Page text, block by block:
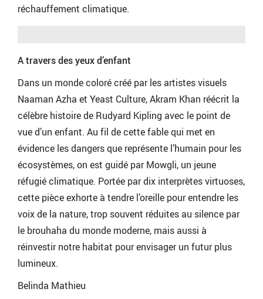
réchauffement climatique.
A travers des yeux d’enfant
Dans un monde coloré créé par les artistes visuels
Naaman Azha et Yeast Culture, Akram Khan réécrit la
célèbre histoire de Rudyard Kipling avec le point de
vue d’un enfant. Au fil de cette fable qui met en
évidence les dangers que représente l’humain pour les
écosystèmes, on est guidé par Mowgli, un jeune
réfugié climatique. Portée par dix interprètes virtuoses,
cette pièce exhorte à tendre l’oreille pour entendre les
voix de la nature, trop souvent réduites au silence par
le brouhaha du monde moderne, mais aussi à
réinvestir notre habitat pour envisager un futur plus
lumineux.
Belinda Mathieu